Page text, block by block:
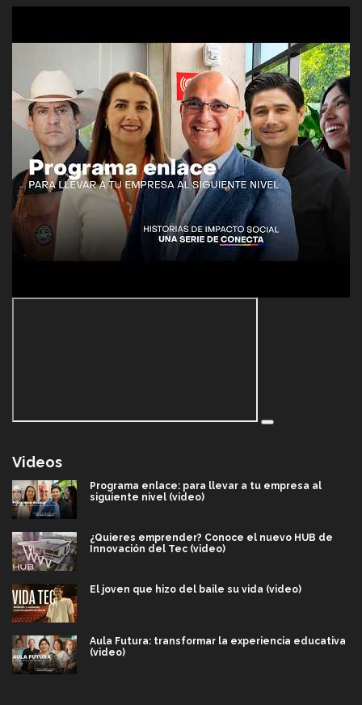
Videos
Programa enlace: para llevar a tu empresa al
siguiente nivel (video)
¿Quieres emprender? Conoce el nuevo HUB de
Innovación del Tec (video)
El joven que hizo del baile su vida (video)
Aula Futura: transformar la experiencia educativa
(video)